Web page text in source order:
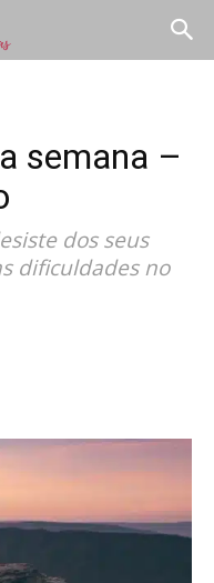
semana –
dos seus
dificuldades no